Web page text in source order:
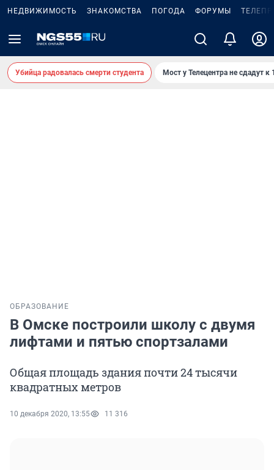
НЕДВИЖИМОСТЬ ЗНАКОМСТВА ПОГОДА ФОРУМЫ
Убийца радовалась смерти студента Мост у Телецентра не сдадут к
ОБРАЗОВАНИЕ
В Омске построили школу с двумя
лифтами и пятью спортзалами
Общая площадь здания почти 24 тысячи
квадратных метров
10 декабря 2020, 13:55 11 316